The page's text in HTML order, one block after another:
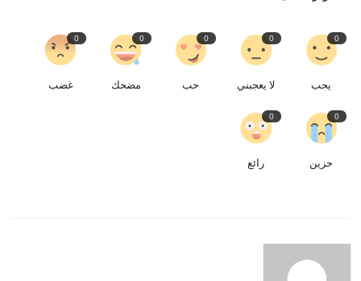
0
يحب
0
لا يعجبني
0
حب
0
مضحك
0
غضب
0
حزين
0
رائع